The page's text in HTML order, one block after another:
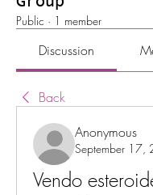
Public · 1 member
Discussion
Back
Anonymous
September 17,
Vendo